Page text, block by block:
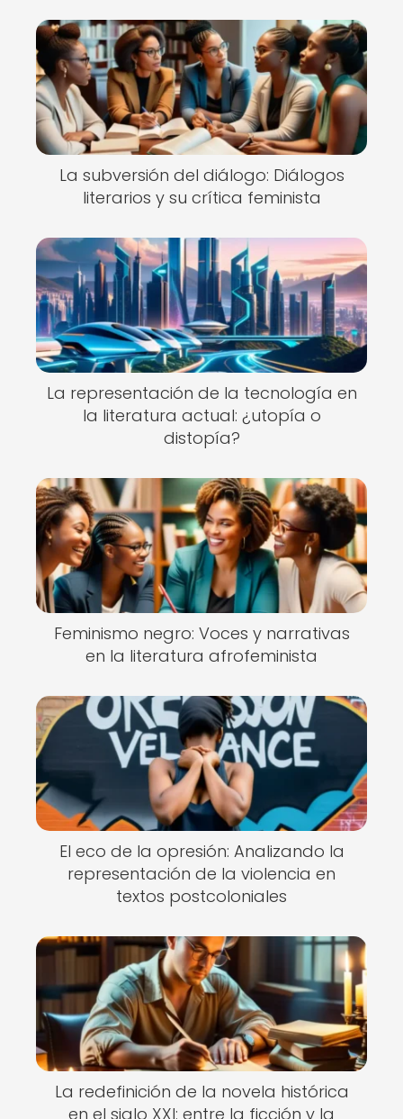
La subversión del diálogo: Diálogos
literarios y su crítica feminista
La representación de la tecnología en
la literatura actual: ¿utopía o
distopía?
Feminismo negro: Voces y narrativas
en la literatura afrofeminista
El eco de la opresión: Analizando la
representación de la violencia en
textos postcoloniales
La redefinición de la novela histórica
en el siglo XXI: entre la ficción y la